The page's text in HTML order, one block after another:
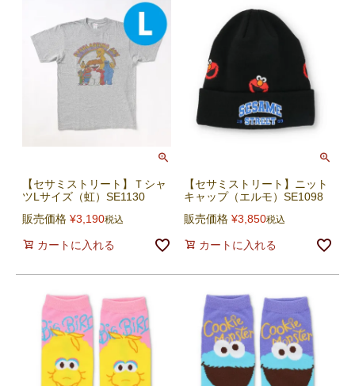
【セサミストリート】Ｔシャ
ツLサイズ（虹）SE1130
販売価格 ¥3,190税込
カートに入れる
【セサミストリート】ニット
キャップ（エルモ）SE1098
販売価格 ¥3,850税込
カートに入れる